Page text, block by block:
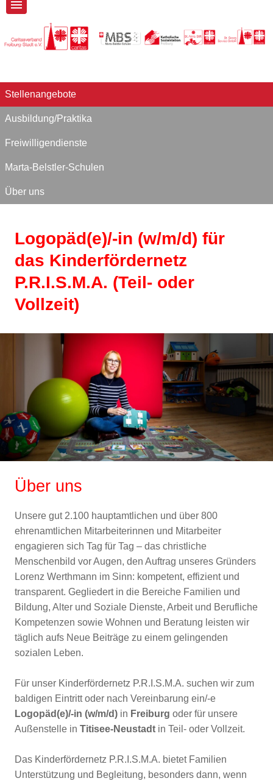
Stellenangebote
Ausbildung/Praktika
Freiwilligendienste
Marta-Belstler-Schulen
Über uns
Logopäd(e)/-in (w/m/d) für
das Kinderfördernetz
P.R.I.S.M.A. (Teil- oder
Vollzeit)
Über uns
Unsere gut 2.100 hauptamtlichen und über 800
ehrenamtlichen Mitarbeiterinnen und Mitarbeiter
engagieren sich Tag für Tag – das christliche
Menschenbild vor Augen, den Auftrag unseres Gründers
Lorenz Werthmann im Sinn: kompetent, effizient und
transparent. Gegliedert in die Bereiche Familien und
Bildung, Alter und Soziale Dienste, Arbeit und Berufliche
Kompetenzen sowie Wohnen und Beratung leisten wir
täglich aufs Neue Beiträge zu einem gelingenden
sozialen Leben.
Für unser Kinderfördernetz P.R.I.S.M.A. suchen wir zum
baldigen Eintritt oder nach Vereinbarung ein/-e
Logopäd(e)/-in (w/m/d) in Freiburg oder für unsere
Außenstelle in Titisee-Neustadt in Teil- oder Vollzeit.
Das Kinderfördernetz P.R.I.S.M.A. bietet Familien
Unterstützung und Begleitung, besonders dann, wenn